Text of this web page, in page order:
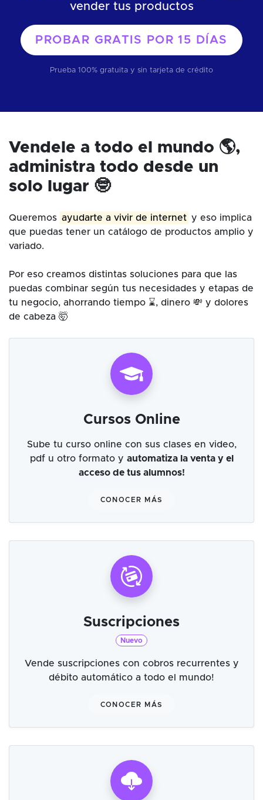
vender tus productos
PROBAR GRATIS POR15 DÍAS
Prueba 100% gratuita y sin tarjeta de crédito
Vendele a todo el mundo 🌎,
administra todo desde un
solo lugar 🤓
Queremos ayudarte a vivir de internet y eso implica
que puedas tener un catálogo de productos amplio y
variado.
Por eso creamos distintas soluciones para que las
puedas combinar según tus necesidades y etapas de
tu negocio, ahorrando tiempo ⌛, dinero 💸 y dolores
de cabeza 🤯
Cursos Online
Sube tu curso online con sus clases en video,
pdf u otro formato y automatiza la venta y el
acceso de tus alumnos!
CONOCER MÁS
Suscripciones
Nuevo
Vende suscripciones con cobros recurrentes y
débito automático a todo el mundo!
CONOCER MÁS